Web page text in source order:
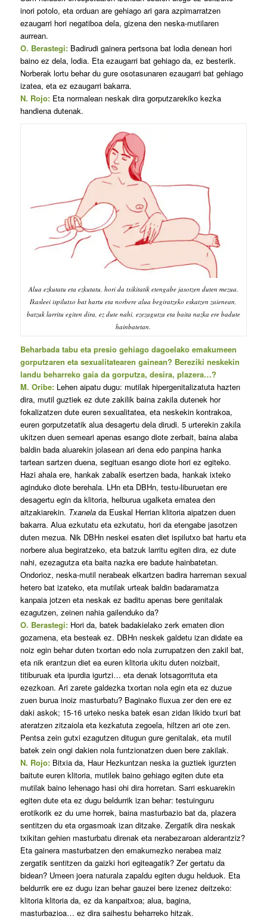
inori potolo, eta orduan are gehiago ari gara azpimarratzen
ezaugarri hori negatiboa dela, gizena den neska-mutilaren
aurrean.
O. Berastegi:Badirudi gainera pertsona bat lodia denean hori
baino ez dela, lodia. Eta ezaugarri bat gehiago da, ez besterik.
Norberak lortu behar du gure osotasunaren ezaugarri bat gehiago
izatea, eta ez ezaugarri bakarra.
N. Rojo:Eta normalean neskak dira gorputzarekiko kezka
handiena dutenak.
Alua ezkutatu eta ezkutatu, hori da txikitatik etengabe jasotzen duten mezua.
Ikasleei ispilutxo bat hartu eta norbere alua begiratzeko eskatzen zaienean,
batzuk larritu egiten dira, ez dute nahi, ezezagutza eta baita nazka ere badute
hainbatetan.
Beharbada tabu eta presio gehiago dagoelako emakumeen
gorputzaren eta sexualitatearen gainean? Bereziki neskekin
landu beharreko gaia da gorputza, desira, plazera…?
M. Oribe:Lehen aipatu dugu: mutilak hipergenitalizatuta hazten
dira, mutil guztiek ez dute zakilik baina zakila dutenek hor
fokalizatzen dute euren sexualitatea, eta neskekin kontrakoa,
euren gorputzetatik alua desagertu dela dirudi. 5 urterekin zakila
ukitzen duen semeari apenas esango diote zerbait, baina alaba
baldin bada aluarekin jolasean ari dena edo panpina hanka
tartean sartzen duena, segituan esango diote hori ez egiteko.
Hazi ahala ere, hankak zabalik esertzen bada, hankak ixteko
aginduko diote berehala. LHn eta DBHn, testu-liburuetan ere
desagertu egin da klitoria, helburua ugalketa ematea den
aitzakiarekin. Txanela da Euskal Herrian klitoria aipatzen duen
bakarra. Alua ezkutatu eta ezkutatu, hori da etengabe jasotzen
duten mezua. Nik DBHn neskei esaten diet ispilutxo bat hartu eta
norbere alua begiratzeko, eta batzuk larritu egiten dira, ez dute
nahi, ezezagutza eta baita nazka ere badute hainbatetan.
Ondorioz, neska-mutil nerabeak elkartzen badira harreman sexual
hetero bat izateko, eta mutilak urteak baldin badaramatza
kanpaia jotzen eta neskak ez baditu apenas bere genitalak
ezagutzen, zeinen nahia gailenduko da?
O. Berastegi:Hori da, batek badakielako zerk ematen dion
gozamena, eta besteak ez. DBHn neskek galdetu izan didate ea
noiz egin behar duten txortan edo nola zurrupatzen den zakil bat,
eta nik erantzun diet ea euren klitoria ukitu duten noizbait,
titiburuak eta ipurdia igurtzi… eta denak lotsagorrituta eta
ezezkoan. Ari zarete galdezka txortan nola egin eta ez duzue
zuen burua inoiz masturbatu? Baginako fluxua zer den ere ez
daki askok; 15-16 urteko neska batek esan zidan likido txuri bat
ateratzen zitzaiola eta kezkatuta zegoela, hiltzen ari ote zen.
Pentsa zein gutxi ezagutzen ditugun gure genitalak, eta mutil
batek zein ongi dakien nola funtzionatzen duen bere zakilak.
N. Rojo:Bitxia da, Haur Hezkuntzan neska ia guztiek igurzten
baitute euren klitoria, mutilek baino gehiago egiten dute eta
mutilak baino lehenago hasi ohi dira horretan. Sarri eskuarekin
egiten dute eta ez dugu beldurrik izan behar: testuinguru
erotikorik ez du ume horrek, baina masturbazio bat da, plazera
sentitzen du eta orgasmoak izan ditzake. Zergatik dira neskak
txikitan gehien masturbatu direnak eta nerabezaroan alderantziz?
Eta gainera masturbatzen den emakumezko nerabea maiz
zergatik sentitzen da gaizki hori egiteagatik? Zer gertatu da
bidean? Umeen joera naturala zapaldu egiten dugu helduok. Eta
beldurrik ere ez dugu izan behar gauzei bere izenez deitzeko:
klitoria klitoria da, ez da kanpaitxoa; alua, bagina,
masturbazioa… ez dira saihestu beharreko hitzak.